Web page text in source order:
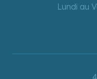
Lundi au